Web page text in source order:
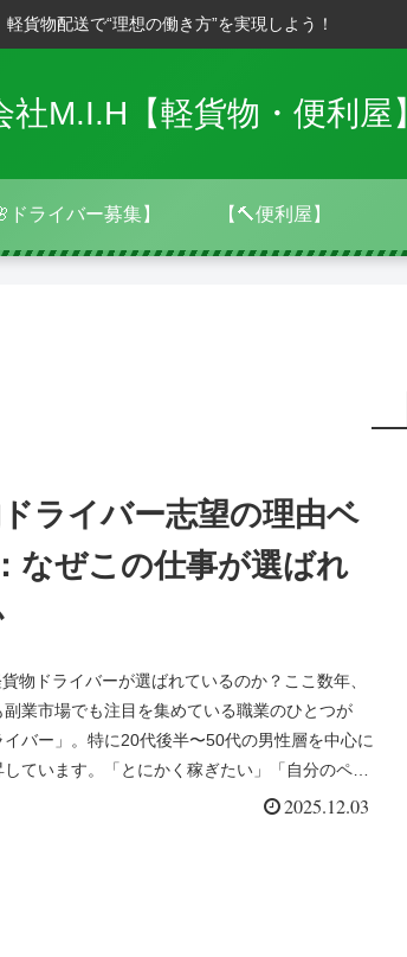
軽貨物配送で“理想の働き方”を実現しよう！
社M.I.H【軽貨物・便利屋】
ドライバー募集】 【🔨便利屋】
ライバー志望の理由ベ
なぜこの仕事が選ばれ
物ドライバーが選ばれているのか？ここ数年、
業市場でも注目を集めている職業のひとつが
イバー」。特に20代後半〜50代の男性層を中心に
しています。「とにかく稼ぎたい」「自分のペー
2025.12.03